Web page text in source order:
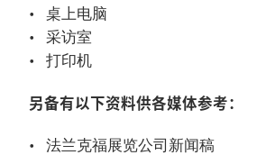
桌上电脑
采访室
打印机
另备有以下资料供各媒体参考：
法兰克福展览公司新闻稿